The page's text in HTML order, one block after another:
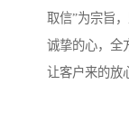
取信”为宗旨
诚挚的心，全
让客户来的放